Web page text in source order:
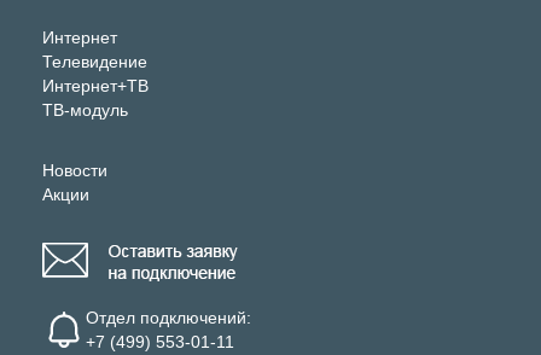
Интернет
Телевидение
Интернет+ТВ
ТВ-модуль
Новости
Акции
Отдел подключений:
+7 (499) 553-01-11